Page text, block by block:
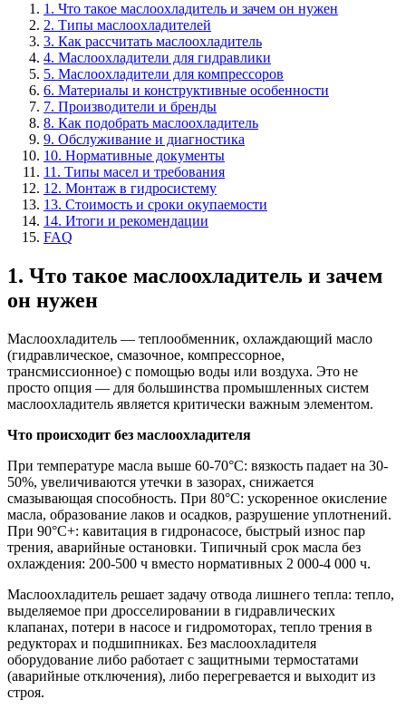
1. Что такое маслоохладитель и зачем он нужен
2. Типы маслоохладителей
3. Как рассчитать маслоохладитель
4. Маслоохладители для гидравлики
5. Маслоохладители для компрессоров
6. Материалы и конструктивные особенности
7. Производители и бренды
8. Как подобрать маслоохладитель
9. Обслуживание и диагностика
10. Нормативные документы
11. Типы масел и требования
12. Монтаж в гидросистему
13. Стоимость и сроки окупаемости
14. Итоги и рекомендации
FAQ
1. Что такое маслоохладитель и зачем
он нужен
Маслоохладитель — теплообменник, охлаждающий масло
(гидравлическое, смазочное, компрессорное,
трансмиссионное) с помощью воды или воздуха. Это не
просто опция — для большинства промышленных систем
маслоохладитель является критически важным элементом.
Что происходит без маслоохладителя
При температуре масла выше 60-70°C: вязкость падает на 30-
50%, увеличиваются утечки в зазорах, снижается
смазывающая способность. При 80°C: ускоренное окисление
масла, образование лаков и осадков, разрушение уплотнений.
При 90°C+: кавитация в гидронасосе, быстрый износ пар
трения, аварийные остановки. Типичный срок масла без
охлаждения: 200-500 ч вместо нормативных 2 000-4 000 ч.
Маслоохладитель решает задачу отвода лишнего тепла: тепло,
выделяемое при дросселировании в гидравлических
клапанах, потери в насосе и гидромоторах, тепло трения в
редукторах и подшипниках. Без маслоохладителя
оборудование либо работает с защитными термостатами
(аварийные отключения), либо перегревается и выходит из
строя.